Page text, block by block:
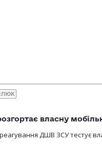
власну
ДШВ ЗСУ тестує